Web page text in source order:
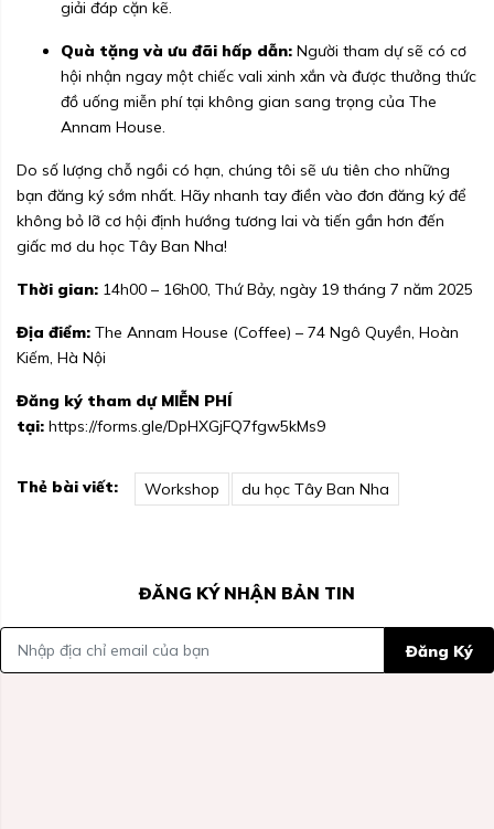
giải đáp cặn kẽ.
Quà tặng và ưu đãi hấp dẫn: Người tham dự sẽ có cơ
hội nhận ngay một chiếc vali xinh xắn và được thưởng thức
đồ uống miễn phí tại không gian sang trọng của The
Annam House.
Do số lượng chỗ ngồi có hạn, chúng tôi sẽ ưu tiên cho những
bạn đăng ký sớm nhất. Hãy nhanh tay điền vào đơn đăng ký để
không bỏ lỡ cơ hội định hướng tương lai và tiến gần hơn đến
giấc mơ du học Tây Ban Nha!
Thời gian: 14h00 – 16h00, Thứ Bảy, ngày 19 tháng 7 năm 2025
Địa điểm: The Annam House (Coffee) – 74 Ngô Quyền, Hoàn
Kiếm, Hà Nội
Đăng ký tham dự MIỄN PHÍ
tại: https://forms.gle/DpHXGjFQ7fgw5kMs9
Thẻ bài viết: Workshop du học Tây Ban Nha
ĐĂNG KÝ NHẬN BẢN TIN
Đăng Ký